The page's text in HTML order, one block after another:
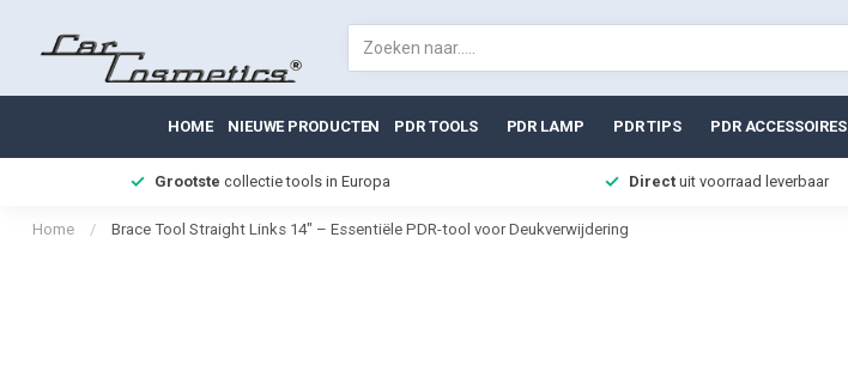
HOME NIEUWE PRODUCTEN PDR TOOLS PDR LAMP PDR TIPS PDR ACCESSOIRES
Grootste collectie tools in Europa Direct uit voorraad leverbaar
Home / Brace Tool Straight Links 14" – Essentiële PDR-tool voor Deukverwijdering